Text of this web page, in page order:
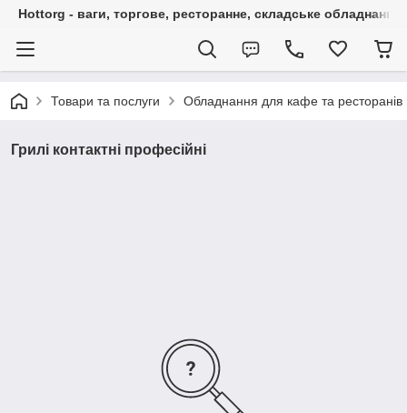
Hottorg - ваги, торгове, ресторанне, складське обладнання
Товари та послуги Обладнання для кафе та ресторанів
Грилі контактні профеcійні